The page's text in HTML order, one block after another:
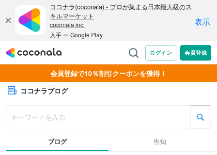
会員登録で10％割引クーポンを獲得！
ココナラブログ
ブログ 告知